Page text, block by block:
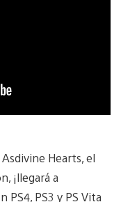
Hearts, el
¡llegará a
PS3 y PS Vita